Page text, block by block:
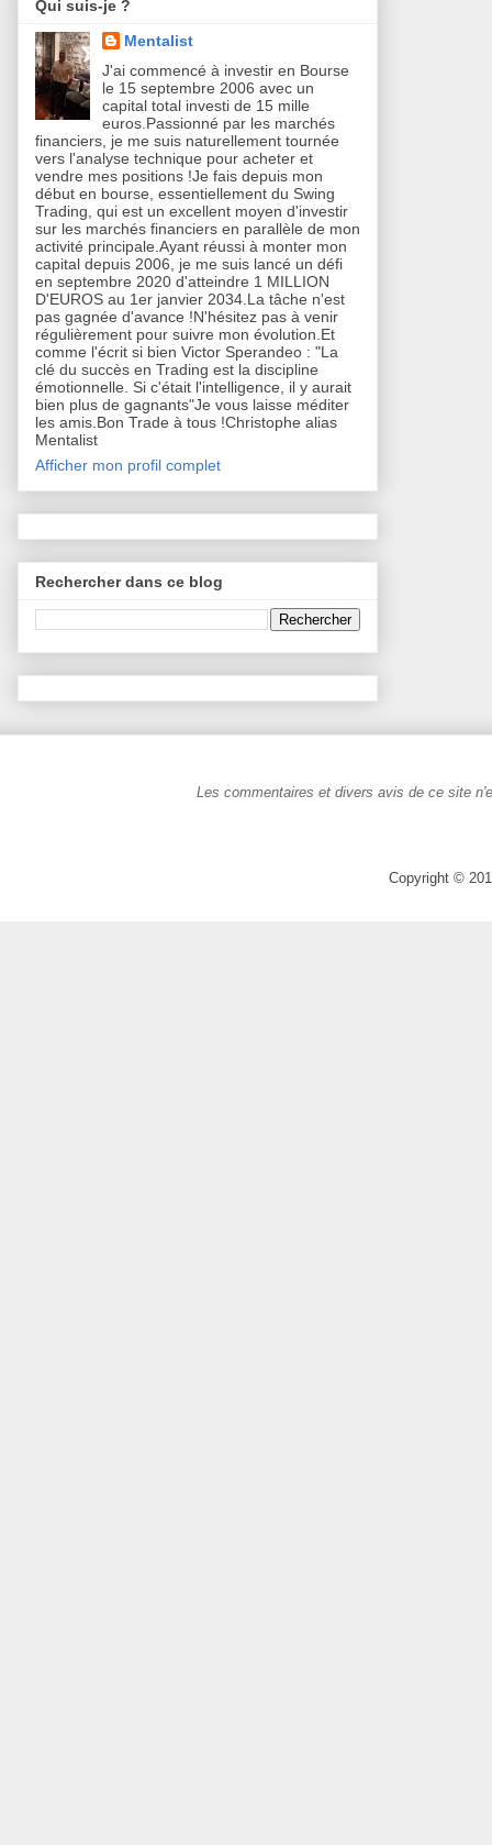
Qui suis-je ?
Mentalist
J'ai commencé à investir en Bourse
le 15 septembre 2006 avec un
capital total investi de 15 mille
euros.Passionné par les marchés
financiers, je me suis naturellement tournée
vers l'analyse technique pour acheter et
vendre mes positions !Je fais depuis mon
début en bourse, essentiellement du Swing
Trading, qui est un excellent moyen d'investir
sur les marchés financiers en parallèle de mon
activité principale.Ayant réussi à monter mon
capital depuis 2006, je me suis lancé un défi
en septembre 2020 d'atteindre 1 MILLION
D'EUROS au 1er janvier 2034.La tâche n'est
pas gagnée d'avance !N'hésitez pas à venir
régulièrement pour suivre mon évolution.Et
comme l'écrit si bien Victor Sperandeo : "La
clé du succès en Trading est la discipline
émotionnelle. Si c'était l'intelligence, il y aurait
bien plus de gagnants"Je vous laisse méditer
les amis.Bon Trade à tous !Christophe alias
Mentalist
Afficher mon profil complet
Rechercher dans ce blog
Les commentaires et divers avis de ce site
Copyright ©